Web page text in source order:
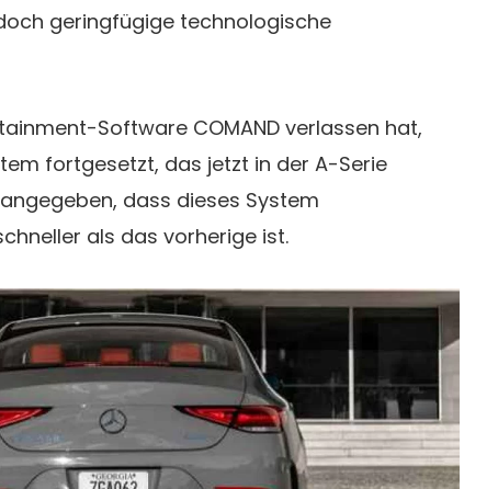
geringfügige technologische
Software COMAND verlassen hat,
fortgesetzt, das jetzt in der A-Serie
dass dieses System
als das vorherige ist.